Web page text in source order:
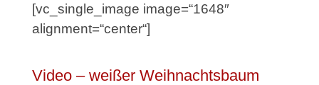
[vc_single_image image=“1648″
alignment=“center“]
Video – weißer Weihnachtsbaum